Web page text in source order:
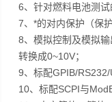
6、针对燃料电池测试
7、*的对内保护（保
8、模拟控制及模拟
转换成0~10V；
9、标配GPIB/RS232/
10、标配SCPI与